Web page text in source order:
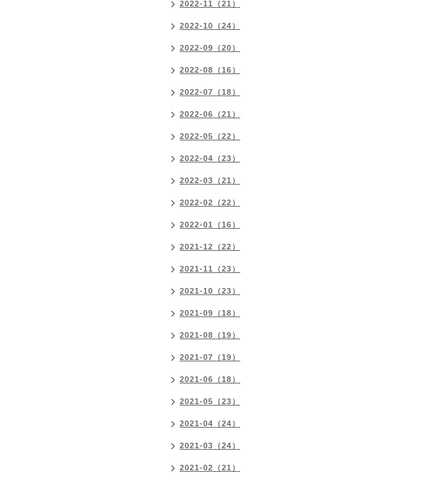
2022-11（21）
2022-10（24）
2022-09（20）
2022-08（16）
2022-07（18）
2022-06（21）
2022-05（22）
2022-04（23）
2022-03（21）
2022-02（22）
2022-01（16）
2021-12（22）
2021-11（23）
2021-10（23）
2021-09（18）
2021-08（19）
2021-07（19）
2021-06（18）
2021-05（23）
2021-04（24）
2021-03（24）
2021-02（21）